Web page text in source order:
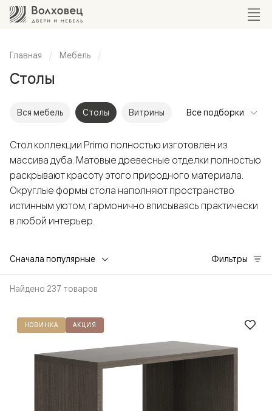
Главная Мебель
Столы
Вся мебель Столы Витрины Все подборки
Стол коллекции Primo полностью изготовлен из
массива дуба. Матовые древесные отделки полностью
раскрывают красоту этого природного материала.
Округлые формы стола наполняют пространство
истинным уютом, гармонично вписываясь практически
в любой интерьер.
Сначала популярные Фильтры
Найдено 237 товаров
НОВИНКА АКЦИЯ